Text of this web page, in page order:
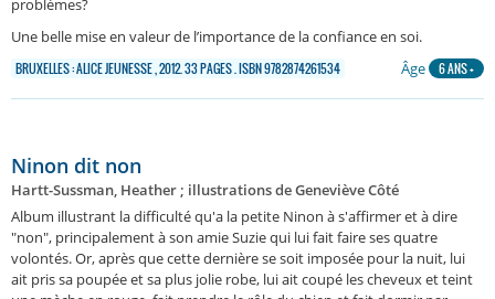
problèmes?
Une belle mise en valeur de l’importance de la confiance en soi.
BRUXELLES : ALICE JEUNESSE , 2012. 33 PAGES . ISBN 9782874261534 Âge 6 ANS +
Ninon dit non
Hartt-Sussman, Heather ; illustrations de Geneviève Côté
Album illustrant la difficulté qu'a la petite Ninon à s'affirmer et à dire
"non", principalement à son amie Suzie qui lui fait faire ses quatre
volontés. Or, après que cette dernière se soit imposée pour la nuit, lui
ait pris sa poupée et sa plus jolie robe, lui ait coupé les cheveux et teint